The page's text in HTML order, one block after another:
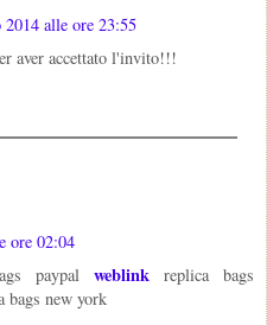
2014 alle ore 23:55
aver accettato l'invito!!!
ore 02:04
paypal weblinkreplica bags
bags new york